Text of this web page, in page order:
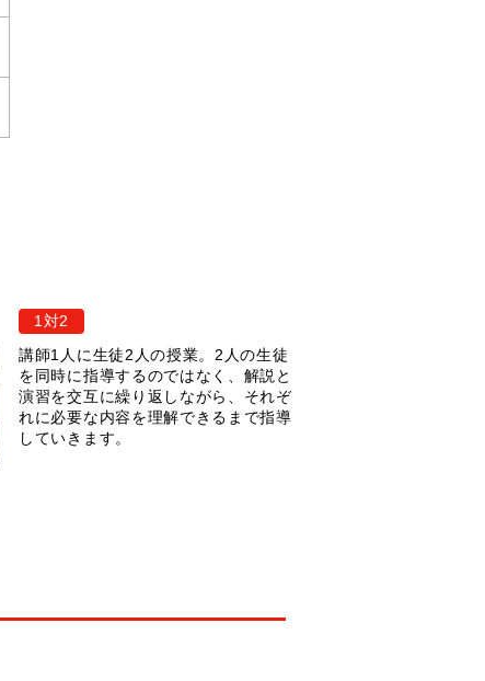
1対2
講師1人に生徒2人の授業。2人の生徒
を同時に指導するのではなく、解説と
演習を交互に繰り返しながら、それぞ
れに必要な内容を理解できるまで指導
していきます。